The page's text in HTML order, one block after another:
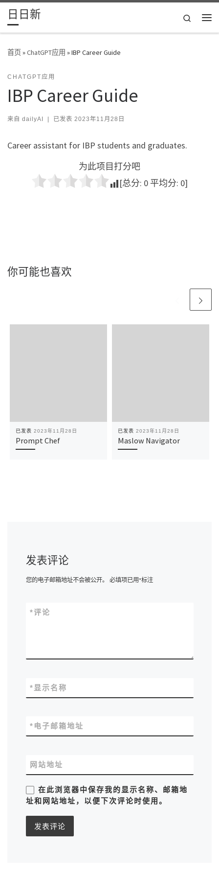
Skip to content
日日新
Search
首页»ChatGPT应用 »IBP Career Guide
CHATGPT应用
IBP Career Guide
来自 dailyAI | 已发表 2023年11月28日
Career assistant for IBP students and graduates.
为此项目打分吧
[总分: 0 平均分: 0]
你可能也喜欢
已发表 2023年11月28日
Prompt Chef
已发表 2023年11月28日
Maslow Navigator
发表评论
您的电子邮箱地址不会被公开。 必填项已用*标注
评论
*
显示名称
*
电子邮箱地址
*
网站地址
在此浏览器中保存我的显示名称、邮箱地
址和网站地址，以便下次评论时使用。